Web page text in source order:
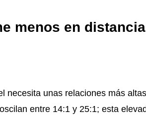
menos en
necesita unas relaciones más
entre 14:1 y 25:1; esta